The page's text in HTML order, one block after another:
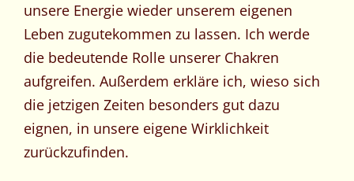
unsere Energie wieder unserem eigenen
Leben zugutekommen zu lassen. Ich werde
die bedeutende Rolle unserer Chakren
aufgreifen. Außerdem erkläre ich, wieso sich
die jetzigen Zeiten besonders gut dazu
eignen, in unsere eigene Wirklichkeit
zurückzufinden.